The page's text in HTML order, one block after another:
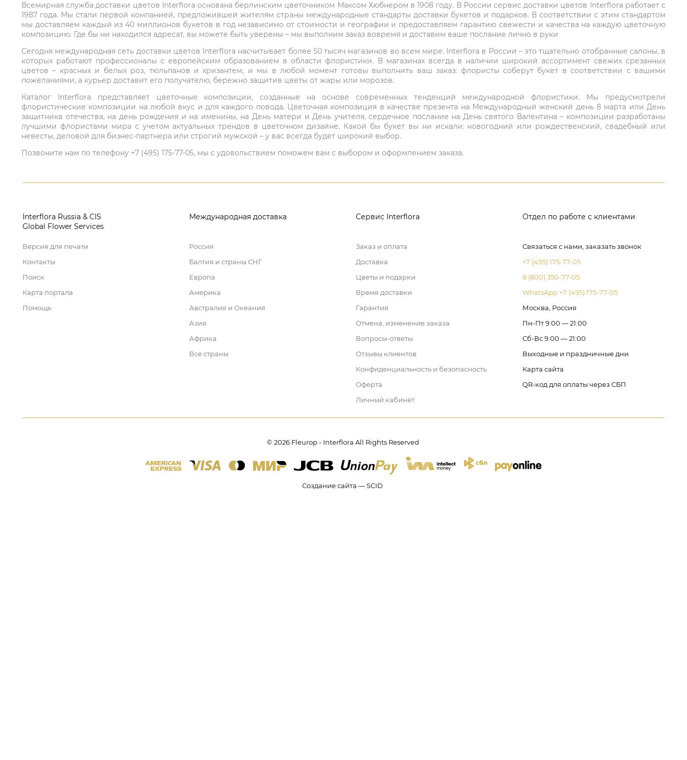
Всемирная служба доставки цветов Interflora основана берлинским цветочником Максом Хюбнером в 1908 году. В России сервис доставки цветов Interflora работает с
1987 года. Мы стали первой компанией, предложившей жителям страны международные стандарты доставки букетов и подарков. В соответствии с этим стандартом
мы доставляем каждый из 40 миллионов букетов в год независимо от стоимости и географии и предоставляем гарантию свежести и качества на каждую цветочную
композицию. Где бы ни находился адресат, вы можете быть уверены – мы выполним заказ вовремя и доставим ваше послание лично в руки
Сегодня международная сеть доставки цветов Interflora насчитывает более 50 тысяч магазинов во всем мире. Interflora в России – это тщательно отобранные салоны, в
которых работают профессионалы с европейским образованием в области флористики. В магазинах всегда в наличии широкий ассортимент свежих срезанных
цветов – красных и белых роз, тюльпанов и хризантем, и мы в любой момент готовы выполнить ваш заказ: флористы соберут букет в соответствии с вашими
пожеланиями, а курьер доставит его получателю, бережно защитив цветы от жары или морозов.
Каталог Interflora представляет цветочные композиции, созданные на основе современных тенденций международной флористики. Мы предусмотрели
флористические композиции на любой вкус и для каждого повода. Цветочная композиция в качестве презента на Международный женский день 8 марта или День
защитника отечества, на день рождения и на именины, на День матери и День учителя, сердечное послание на День святого Валентина – композиции разработаны
лучшими флористами мира с учетом актуальных трендов в цветочном дизайне. Какой бы букет вы ни искали: новогодний или рождественский, свадебный или
невесты, деловой для бизнес-партнера или строгий мужской – у вас всегда будет широкий выбор.
Позвоните нам по телефону +7 (495) 175-77-05, мы с удовольствием поможем вам с выбором и оформлением заказа.
Interflora Russia & CIS
Global Flower Services
Версия для печати
Контакты
Поиск
Карта портала
Помощь
Международная доставка
Россия
Балтия и страны СНГ
Европа
Америка
Австралия и Океания
Азия
Африка
Все страны
Сервис Interflora
Заказ и оплата
Доставка
Цветы и подарки
Время доставки
Гарантия
Отмена, изменение заказа
Вопросы-ответы
Отзывы клиентов
Конфиденциальность и безопасность
Оферта
Личный кабинет
Отдел по работе с клиентами
Связаться с нами, заказать звонок
+7 (495) 175-77-05
8 (800) 350-77-05
WhatsApp +7 (495) 175-77-05
Москва, Россия
Пн-Пт 9:00 — 21:00
Сб-Вс 9:00 — 21:00
Выходные и праздничные дни
Карта сайта
QR-код для оплаты через СБП
© 2026 Fleurop - Interflora All Rights Reserved
Создание сайта — SCID